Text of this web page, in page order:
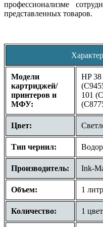
профессионализме
представленных товаров.
Модели
картриджей/
принтеров и
МФУ:
HP
101
Цвет:
Тип чернил:
Производитель: Ink-
Объем: 1 литр
Количество: 1